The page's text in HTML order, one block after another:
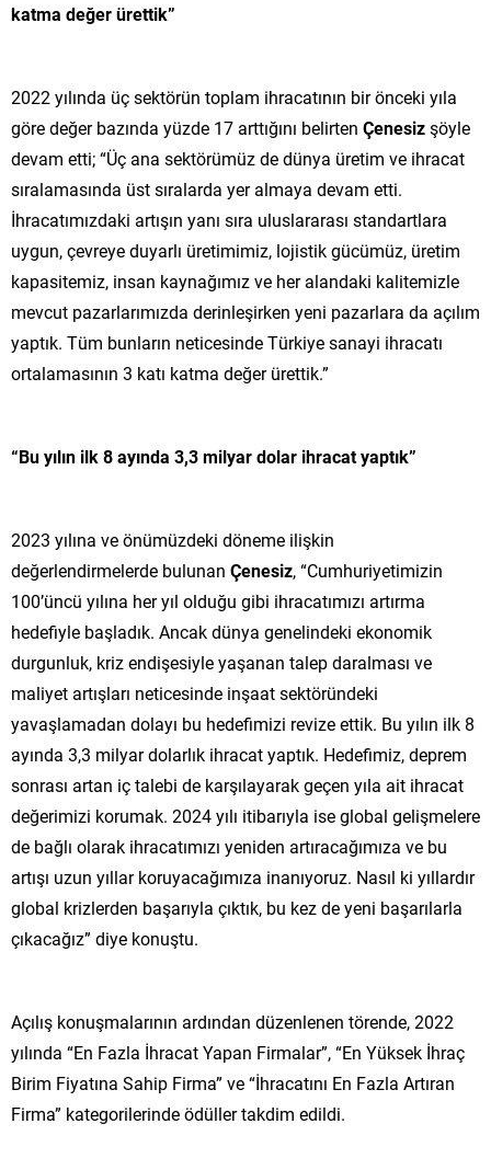
katma değer ürettik”
2022 yılında üç sektörün toplam ihracatının bir önceki yıla
göre değer bazında yüzde 17 arttığını belirten Çenesizşöyle
devam etti; “Üç ana sektörümüz de dünya üretim ve ihracat
sıralamasında üst sıralarda yer almaya devam etti.
İhracatımızdaki artışın yanı sıra uluslararası standartlara
uygun, çevreye duyarlı üretimimiz, lojistik gücümüz, üretim
kapasitemiz, insan kaynağımız ve her alandaki kalitemizle
mevcut pazarlarımızda derinleşirken yeni pazarlara da açılım
yaptık. Tüm bunların neticesinde Türkiye sanayi ihracatı
ortalamasının 3 katı katma değer ürettik.”
“Bu yılın ilk 8 ayında 3,3 milyar dolar ihracat yaptık”
2023 yılına ve önümüzdeki döneme ilişkin
değerlendirmelerde bulunan Çenesiz, “Cumhuriyetimizin
100’üncü yılına her yıl olduğu gibi ihracatımızı artırma
hedefiyle başladık. Ancak dünya genelindeki ekonomik
durgunluk, kriz endişesiyle yaşanan talep daralması ve
maliyet artışları neticesinde inşaat sektöründeki
yavaşlamadan dolayı bu hedefimizi revize ettik. Bu yılın ilk 8
ayında 3,3 milyar dolarlık ihracat yaptık. Hedefimiz, deprem
sonrası artan iç talebi de karşılayarak geçen yıla ait ihracat
değerimizi korumak. 2024 yılı itibarıyla ise global gelişmelere
de bağlı olarak ihracatımızı yeniden artıracağımıza ve bu
artışı uzun yıllar koruyacağımıza inanıyoruz. Nasıl ki yıllardır
global krizlerden başarıyla çıktık, bu kez de yeni başarılarla
çıkacağız” diye konuştu.
Açılış konuşmalarının ardından düzenlenen törende, 2022
yılında “En Fazla İhracat Yapan Firmalar”, “En Yüksek İhraç
Birim Fiyatına Sahip Firma” ve “İhracatını En Fazla Artıran
Firma” kategorilerinde ödüller takdim edildi.